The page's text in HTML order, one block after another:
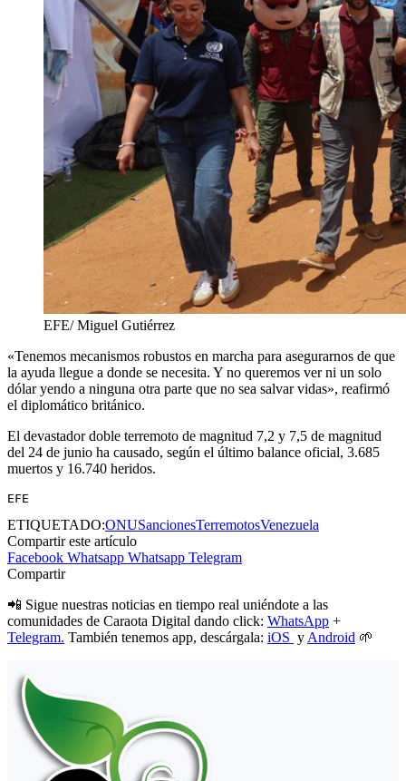
EFE/ Miguel Gutiérrez
«Tenemos mecanismos robustos en marcha para asegurarnos de que
la ayuda llegue a donde se necesita. Y no queremos ver ni un solo
dólar yendo a ninguna otra parte que no sea salvar vidas», reafirmó
el diplomático británico.
El devastador doble terremoto de magnitud 7,2 y 7,5 de magnitud
del 24 de junio ha causado, según el último balance oficial, 3.685
muertos y 16.740 heridos.
EFE
ETIQUETADO:ONUSancionesTerremotosVenezuela
Compartir este artículo
Facebook Whatsapp Whatsapp Telegram
Compartir
📲 Sigue nuestras noticias en tiempo real uniéndote a las
comunidades de Caraota Digital dando click: WhatsApp +
Telegram. También tenemos app, descárgala: iOS y Android 🌱